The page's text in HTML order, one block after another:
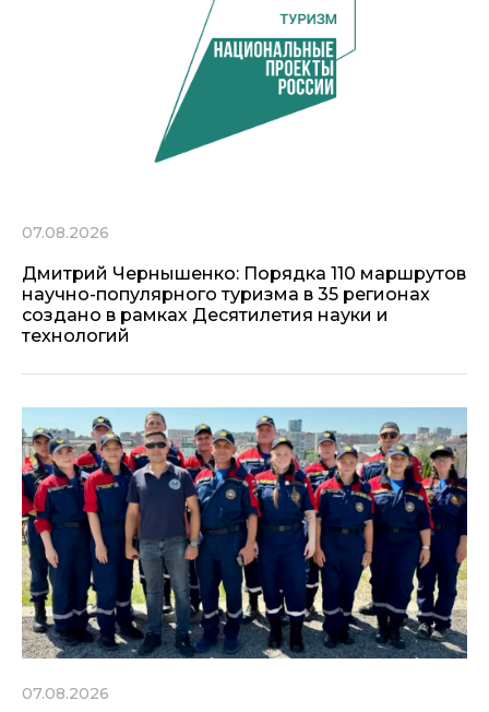
07.08.2026
Дмитрий Чернышенко: Порядка 110 маршрутов
научно-популярного туризма в 35 регионах
создано в рамках Десятилетия науки и
технологий
07.08.2026